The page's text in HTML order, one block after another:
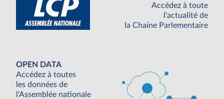
Accédez à toute
l'actualité de
la Chaine Parlementaire
OPEN DATA
Accédez à toutes
les données de
l'Assemblée nationale